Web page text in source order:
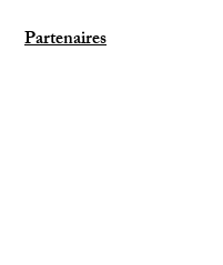
Partenaires